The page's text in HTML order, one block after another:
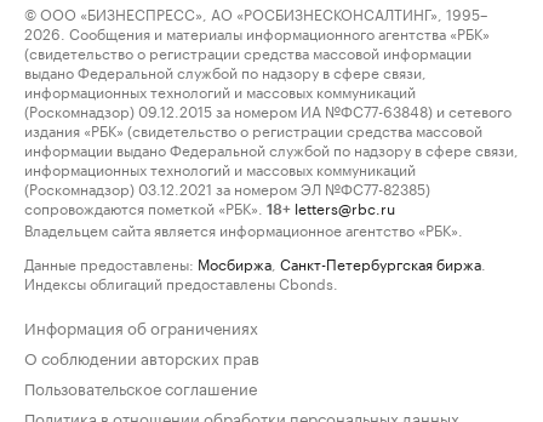
© ООО «БИЗНЕСПРЕСС», АО «РОСБИЗНЕСКОНСАЛТИНГ», 1995–
2026. Сообщения и материалы информационного агентства «РБК»
(свидетельство о регистрации средства массовой информации
выдано Федеральной службой по надзору в сфере связи,
информационных технологий и массовых коммуникаций
(Роскомнадзор) 09.12.2015 за номером ИА №ФС77-63848) и сетевого
издания «РБК» (свидетельство о регистрации средства массовой
информации выдано Федеральной службой по надзору в сфере связи,
информационных технологий и массовых коммуникаций
(Роскомнадзор) 03.12.2021 за номером ЭЛ №ФС77-82385)
сопровождаются пометкой «РБК».
18+ letters@rbc.ru
Владельцем сайта является информационное агентство «РБК».
Данные предоставлены: Мосбиржа Санкт-Петербургская биржа
Индексы облигаций предоставлены Cbonds.
Информация об ограничениях
О соблюдении авторских прав
Пользовательское соглашение
Политика в отношении обработки персональных данных